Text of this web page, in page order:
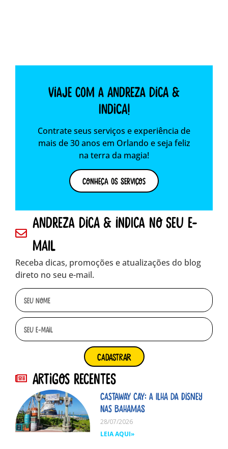
Viaje com a Andreza dica &
indica!
Contrate seus serviços e experiência de
mais de 30 anos em Orlando e seja feliz
na terra da magia!
Conheça os Serviços
andreza dica & indica no seu e-
mail
Receba dicas, promoções e atualizações do blog
direto no seu e-mail.
cadastrar
Artigos Recentes
Castaway Cay: A ilha da Disney
nas Bahamas
28/07/2026
LEIA AQUI»